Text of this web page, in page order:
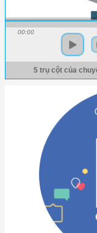
00:00
5 trụ cột của